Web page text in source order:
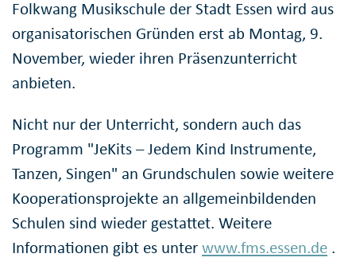
Folkwang Musikschule der Stadt Essen wird aus
organisatorischen Gründen erst ab Montag, 9.
November, wieder ihren Präsenzunterricht
anbieten.
Nicht nur der Unterricht, sondern auch das
Programm "JeKits – Jedem Kind Instrumente,
Tanzen, Singen" an Grundschulen sowie weitere
Kooperationsprojekte an allgemeinbildenden
Schulen sind wieder gestattet. Weitere
Informationen gibt es unterwww.fms.essen.de .